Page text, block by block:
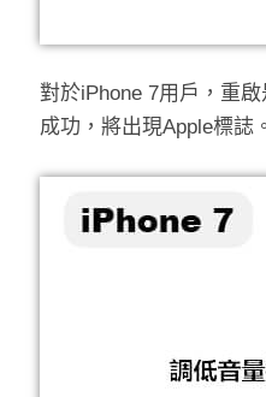
對於iPhone 7用戶，重
成功，將出現Apple標誌。